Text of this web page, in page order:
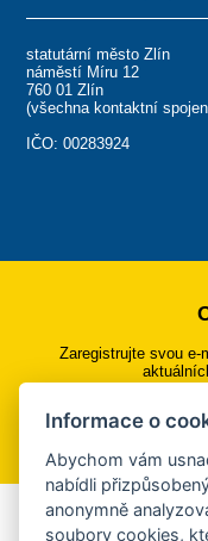
statutární město Zlín
náměstí Míru 12
760 01 Zlín
(všechna kontaktní
IČO: 00283924
Zaregistrujte svou e-
Informace o
Abychom vám
nabídli
anonymně
soubory cookies,